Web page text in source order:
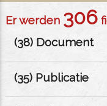
Er werden 306
(38) Document
(35) Publicatie